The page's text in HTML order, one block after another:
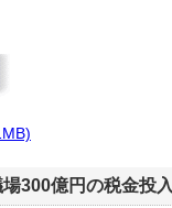
300億円の税金投